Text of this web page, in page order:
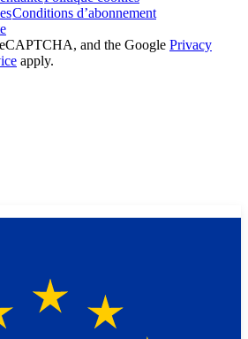
Conditions d’abonnement
and the Google Privacy
apply.